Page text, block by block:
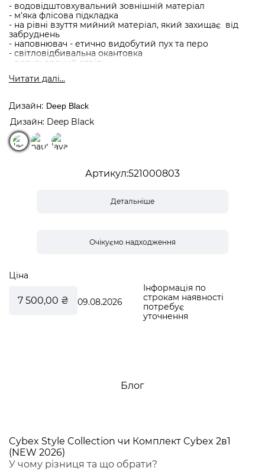
- водовідштовхувальний зовнішній матеріал
- м'яка флісова підкладка
- на рівні взуття мийний матеріал, який захищає від
забруднень
- наповнювач - етично видобутий пух та перо
- світловідбивальна окантовка
- регульований отвір
- передня кишеня
Склад матеріалу:
100% поліестер (Artic Silver)
100% поліамід (Deep Black & Nautical Blue)
Читати далi...
Дизайн Deep Black
Дизайн: Deep Black
Артикул 521000803
Детальніше
Ціна
7 500,00 ₴ 09.08.2026
Інформація по
строкам наявності
потребує
уточнення
Блог
Cybex Style Collection чи Комплект Cybex 2в1
(NEW 2026)
У чому різниця та що обрати?